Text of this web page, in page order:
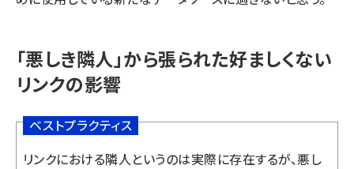
「悪しき隣人」から張られた好ましくない
リンクの影響
ベストプラクティス
リンクにおける隣人というのは実際に存在するが、悪し